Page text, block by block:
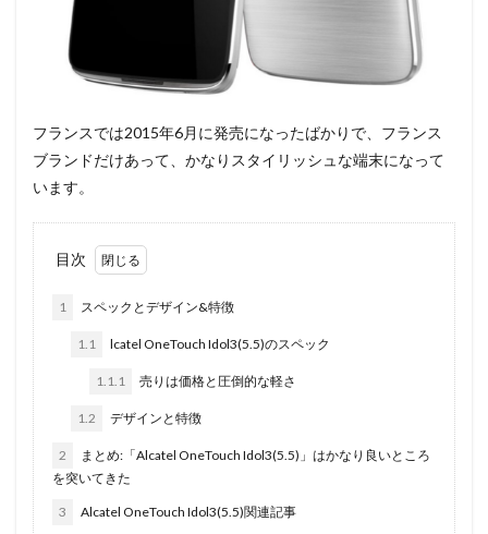
フランスでは2015年6月に発売になったばかりで、フランス
ブランドだけあって、かなりスタイリッシュな端末になって
います。
目次
1 スペックとデザイン&特徴
1.1 lcatel OneTouch Idol3(5.5)のスペック
1.1.1 売りは価格と圧倒的な軽さ
1.2 デザインと特徴
2
まとめ:「Alcatel OneTouch Idol3(5.5)」はかなり良いところ
を突いてきた
3 Alcatel OneTouch Idol3(5.5)関連記事